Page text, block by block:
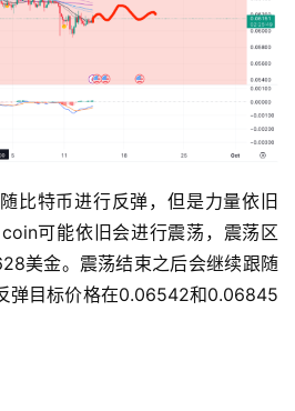
比特币进行反弹，但是力量依旧
可能依旧会进行震荡，震荡区
美金。震荡结束之后会继续跟随
弹目标价格在0.06542和0.06845